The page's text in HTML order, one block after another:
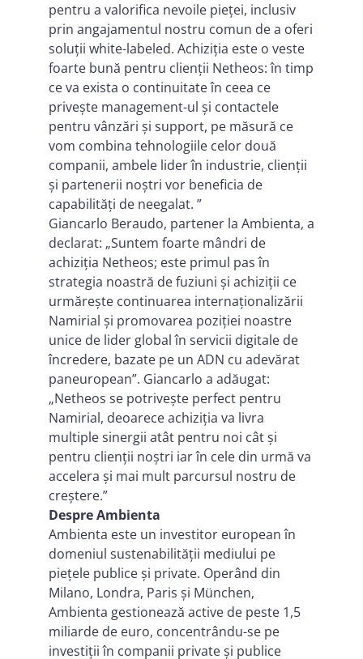
pentru a valorifica nevoile pieței, inclusiv
prin angajamentul nostru comun de a oferi
soluții white-labeled. Achiziția este o veste
foarte bună pentru clienții Netheos: în timp
ce va exista o continuitate în ceea ce
privește management-ul și contactele
pentru vânzări și support, pe măsură ce
vom combina tehnologiile celor două
companii, ambele lider în industrie, clienții
și partenerii noștri vor beneficia de
capabilități de neegalat. ”
Giancarlo Beraudo, partener la Ambienta, a
declarat: „Suntem foarte mândri de
achiziția Netheos; este primul pas în
strategia noastră de fuziuni și achiziții ce
urmărește continuarea internaționalizării
Namirial și promovarea poziției noastre
unice de lider global în servicii digitale de
încredere, bazate pe un ADN cu adevărat
paneuropean”. Giancarlo a adăugat:
„Netheos se potrivește perfect pentru
Namirial, deoarece achiziția va livra
multiple sinergii atât pentru noi cât și
pentru clienții noștri iar în cele din urmă va
accelera și mai mult parcursul nostru de
creștere.”
Despre Ambienta
Ambienta este un investitor european în
domeniul sustenabilității mediului pe
piețele publice și private. Operând din
Milano, Londra, Paris și München,
Ambienta gestionează active de peste 1,5
miliarde de euro, concentrându-se pe
investiții în companii private și publice